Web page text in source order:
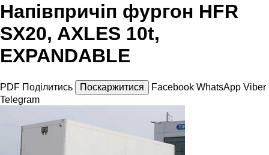
Напівпричіп фургон HFR
SX20, AXLES 10t,
EXPANDABLE
PDF Поділитись Поскаржитися Facebook WhatsApp Viber
Telegram